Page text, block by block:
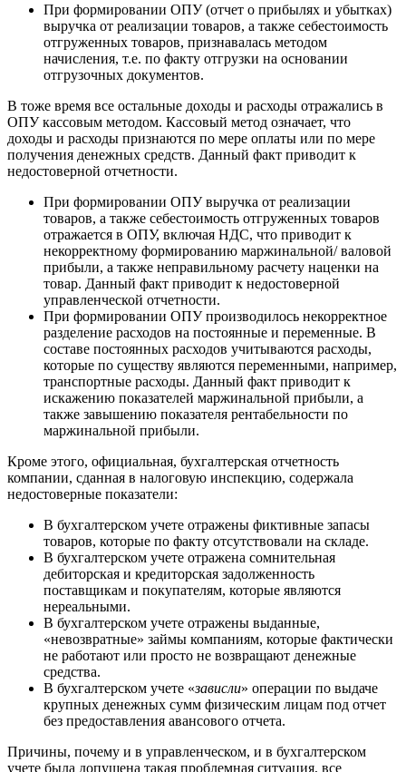
При формировании ОПУ (отчет о прибылях и убытках)
выручка от реализации товаров, а также себестоимость
отгруженных товаров, признавалась методом
начисления, т.е. по факту отгрузки на основании
отгрузочных документов.
В тоже время все остальные доходы и расходы отражались в
ОПУ кассовым методом. Кассовый метод означает, что
доходы и расходы признаются по мере оплаты или по мере
получения денежных средств. Данный факт приводит к
недостоверной отчетности.
При формировании ОПУ выручка от реализации
товаров, а также себестоимость отгруженных товаров
отражается в ОПУ, включая НДС, что приводит к
некорректному формированию маржинальной/ валовой
прибыли, а также неправильному расчету наценки на
товар. Данный факт приводит к недостоверной
управленческой отчетности.
При формировании ОПУ производилось некорректное
разделение расходов на постоянные и переменные. В
составе постоянных расходов учитываются расходы,
которые по существу являются переменными, например,
транспортные расходы. Данный факт приводит к
искажению показателей маржинальной прибыли, а
также завышению показателя рентабельности по
маржинальной прибыли.
Кроме этого, официальная, бухгалтерская отчетность
компании, сданная в налоговую инспекцию, содержала
недостоверные показатели:
В бухгалтерском учете отражены фиктивные запасы
товаров, которые по факту отсутствовали на складе.
В бухгалтерском учете отражена сомнительная
дебиторская и кредиторская задолженность
поставщикам и покупателям, которые являются
нереальными.
В бухгалтерском учете отражены выданные,
«невозвратные» займы компаниям, которые фактически
не работают или просто не возвращают денежные
средства.
В бухгалтерском учете «зависли» операции по выдаче
крупных денежных сумм физическим лицам под отчет
без предоставления авансового отчета.
Причины, почему и в управленческом, и в бухгалтерском
учете была допущена такая проблемная ситуация, все